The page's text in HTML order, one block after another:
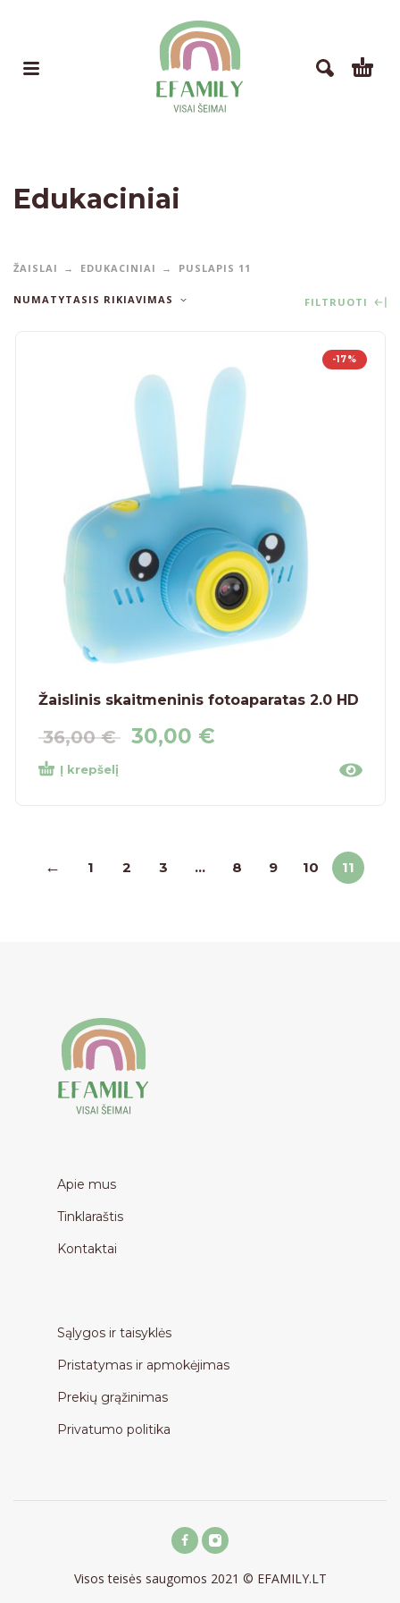
Edukaciniai
ŽAISLAI EDUKACINIAI PUSLAPIS 11
NUMATYTASIS RIKIAVIMAS FILTRUOTI
-17%
Žaislinis skaitmeninis fotoaparatas 2.0 HD
36,00€ 30,00 €
Į krepšelį
← 1 2 3 … 8 9 10 11
Apie mus
Tinklaraštis
Kontaktai
Sąlygos ir taisyklės
Pristatymas ir apmokėjimas
Prekių grąžinimas
Privatumo politika
Visos teisės saugomos 2021 © EFAMILY.LT